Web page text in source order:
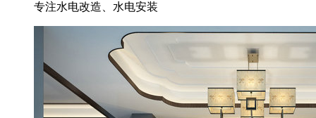
专注水电改造、水电安装